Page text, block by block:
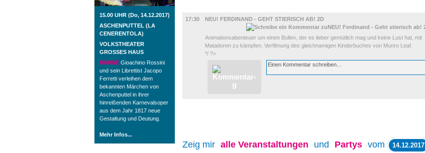
15.00 UHR (Do, 14.12.2017)
ASCHENPUTTEL (LA
CENERENTOLA)
VOLKSTHEATER
GROSSES HAUS
BÜHNE Gioachino Rossini
und sein Librettist Jacopo
Ferretti verleihen dem
bekannten Märchen von
Aschenputtel in ihrer
hinreißenden Karnevalsoper
aus dem Jahr 1817 neue
Gestaltung und Deutung.
Mehr Infos...
17:30
NEU! FERDINAND - GEHT STIERISCH AB! 2D
Animationsabenteuer um einen Bullen, der es lieber gemütlich mag und keine Lust hat, mit
Matadoren zu kämpfen. Verfilmung des gleichnamigen Kinderbuches von Munro Leaf.
*/ ?>
Zeig mir alle Veranstaltungen und Partys vom 14.12.2017